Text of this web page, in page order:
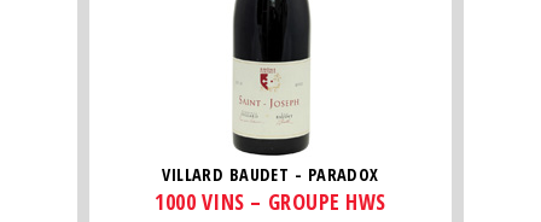
VILLARD BAUDET - PARADOX
1000 VINS – GROUPE HWS